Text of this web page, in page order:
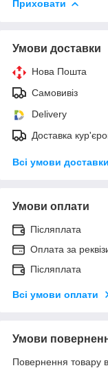
Приховати
Умови доставки
Нова Пошта
Самовивіз
Delivery
Доставка
Всі умови доставки
Умови оплати
Післяплата
Оплата за
Післяплата
Всі умови оплати
Умови
Повернення товару